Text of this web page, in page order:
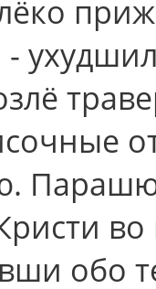
вo
обо